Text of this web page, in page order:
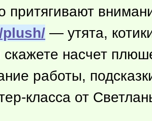
притягивают
— утята,
скажете насчет
работы,
класса от